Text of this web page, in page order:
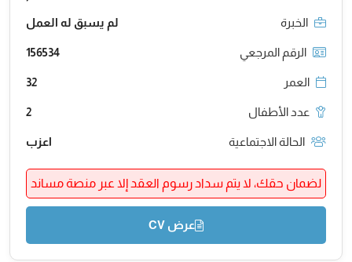
الخبرة لم يسبق له العمل
الرقم المرجعي 156534
العمر 32
عدد الأطفال 2
الحالة الاجتماعية اعزب
لضمان حقك، لا يتم سداد رسوم العقد إلا عبر منصة مساند
عرض CV